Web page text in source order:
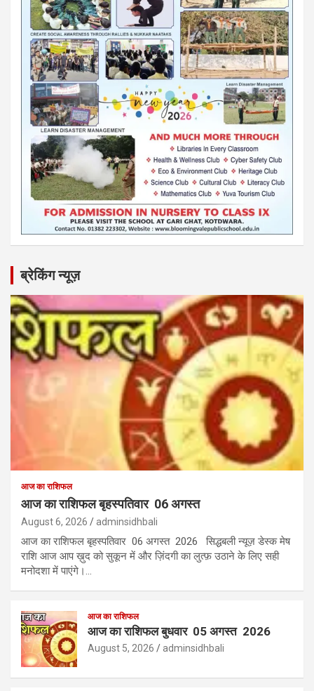
ब्रेकिंग न्यूज़
आज का राशिफल
आज का राशिफल बृहस्पतिवार 06 अगस्त
August 6, 2026 adminsidhbali
आज का राशिफल बृहस्पतिवार 06 अगस्त 2026 सिद्धबली न्यूज़ डेस्क मेष
राशि आज आप ख़ुद को सुकून में और ज़िंदगी का लुत्फ़ उठाने के लिए सही
मनोदशा में पाएंगे।…
आज का राशिफल
आज का राशिफल बुधवार 05 अगस्त 2026
August 5, 2026 adminsidhbali